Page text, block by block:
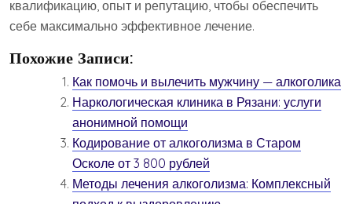
квалификацию, опыт и репутацию, чтобы обеспечить
себе максимально эффективное лечение.
Похожие Записи:
Как помочь и вылечить мужчину — алкоголика
Наркологическая клиника в Рязани: услуги
анонимной помощи
Кодирование от алкоголизма в Старом
Осколе от 3 800 рублей
Методы лечения алкоголизма: Комплексный